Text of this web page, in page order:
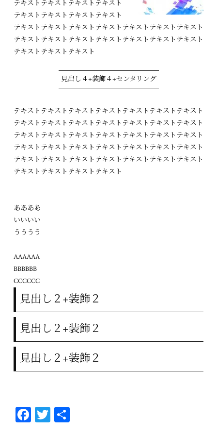
テキストテキストテキストテキスト
テキストテキストテキストテキスト
テキストテキストテキストテキストテキストテキストテキスト
テキストテキストテキストテキストテキストテキストテキスト
テキストテキストテキスト
見出し４+装飾４+センタリング
テキストテキストテキストテキストテキストテキストテキスト
テキストテキストテキストテキストテキストテキストテキスト
テキストテキストテキストテキストテキストテキストテキスト
テキストテキストテキストテキストテキストテキストテキスト
テキストテキストテキストテキストテキストテキストテキスト
テキストテキストテキストテキスト
ああああ
いいいい
うううう
AAAAAA
BBBBBB
CCCCCC
見出し２+装飾２
見出し２+装飾２
見出し２+装飾２
Fa T